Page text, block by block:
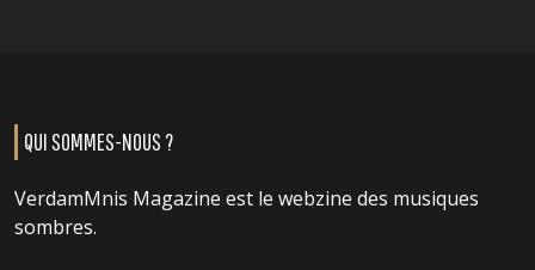
QUI SOMMES-NOUS ?
VerdamMnis Magazine est le webzine des musiques
sombres.